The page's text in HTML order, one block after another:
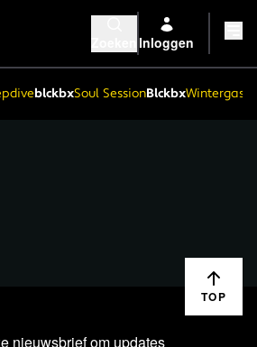
Inloggen
blckbxSoul SessionBlckbx
TOP
nieuwsbrief om updates